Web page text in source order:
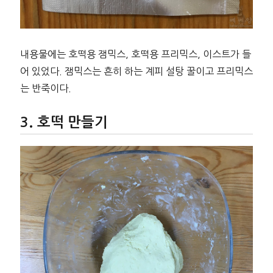
내용물에는 호떡용 잼믹스, 호떡용 프리믹스, 이스트가 들
어 있었다. 잼믹스는 흔히 하는 계피 설탕 꿀이고 프리믹스
는 반죽이다.
호떡 만들기